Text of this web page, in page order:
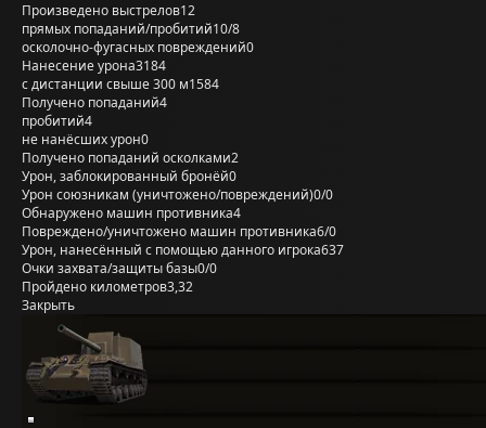
Произведено выстрелов12
прямых попаданий/пробитий10/8
осколочно-фугасных повреждений0
Нанесение урона3184
с дистанции свыше 300 м1584
Получено попаданий4
пробитий4
не нанёсших урон0
Получено попаданий осколками2
Урон, заблокированный бронёй0
Урон союзникам (уничтожено/повреждений)0/0
Обнаружено машин противника4
Повреждено/уничтожено машин противника6/0
Урон, нанесённый с помощью данного игрока637
Очки захвата/защиты базы0/0
Пройдено километров3,32
Закрыть